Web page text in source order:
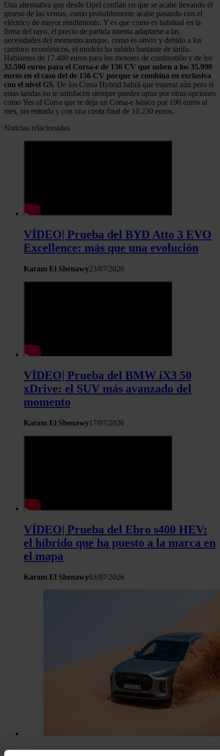
Una alternativa que desde Opel confían en que se acabe llevando el
grueso de las ventas, como probablemente acabe pasando con el
eléctrico de mayor rendimiento. Y es que como es habitual en la
firma del rayo, el precio de partida intenta adaptarse a las
necesidades del momento aunque, como es obvio y debido a los
cambios económicos, el modelo ha subido bastante de tarifa.
Hablamos de 17.400 euros para los motores de combustión y de los
32.590 euros para el Corsa-e de 136 CV que suben a los 35.990
euros en el caso del de 156 CV porque se combina en exclusiva
con el nivel GS. De los Corsa Hybrid habrá que esperar aún pero si
estas taridas no te satisfacen siempre puedes optar por otras opciones
como Yes of Corsa que te deja un Corsa-e básico por 190 euros al
mes, sin entrada y con una cuota final de 10.230 euros.
Noticias relacionadas
VÍDEO| Prueba del BYD Atto 3 EVO
Excellence: más que una evolución
Karam El Shenawy23/07/2026
VÍDEO| Prueba del BMW iX3 50
xDrive: el SUV más avanzado del
momento
Karam El Shenawy17/07/2026
VÍDEO| Prueba del Ebro s400 HEV:
el híbrido que ha puesto a la marca en
el mapa
Karam El Shenawy03/07/2026